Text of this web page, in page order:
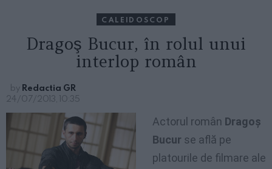
CALEIDOSCOP
Dragoş Bucur, în rolul unui
interlop român
by Redactia GR
24/07/2013, 10:35
Actorul român Dragoş
Bucur se află pe
platourile de filmare ale